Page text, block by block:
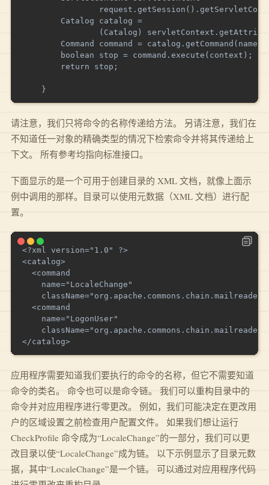
        Catalog catalog =
(Catalog)
        Command command = catalog.getCommand(name);
        boolean stop = command.execute(context);
        return stop;
请注意，我们只将命令的名称传递给方法。 另请注意，我们在
不知道任一对象的精确类型的情况下检索命令并将其传递给上
下文。 所有参考均指向标准接口。
下面显示的是一个可用于创建目录的 XML 文档，就像上面示
例中调用的那样。目录可以使用元数据（XML 文档）进行配
置。
<?xml version="1.0" ?>
<catalog>
  <command
    name="LocaleChange"
  <command
    name="LogonUser"
应用程序需要知道我们要执行的命令的名称，但它不需要知道
命令的类名。 命令也可以是命令链。 我们可以重构目录中的
命令并对应用程序进行零更改。 例如，我们可能决定在更改用
户的区域设置之前检查用户配置文件。 如果我们想让运行
CheckProfile 命令成为“LocaleChange”的一部分，我们可以更
改目录以使“LocaleChange”成为链。 以下示例显示了目录元数
据，其中“LocaleChange”是一个链。 可以通过对应用程序代码